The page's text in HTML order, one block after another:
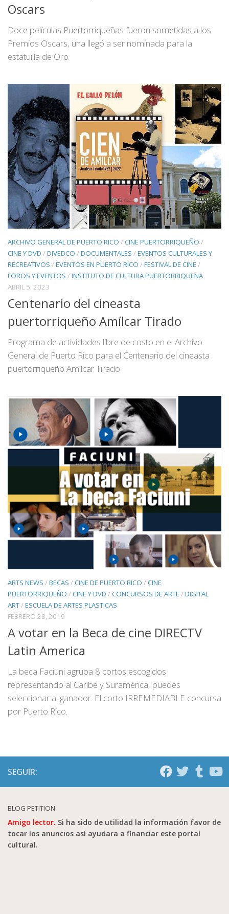
Oscars
Doce películas Puertorriqueñas fueron sometidas a los
Premios Oscars, una llegó a ser nominada para la
estatuilla de Oro
ARCHIVO GENERAL DE PUERTO RICO /CINE PUERTORRIQUEÑO /
CINE Y DVD /DIVEDCO /DOCUMENTALES /EVENTOS CULTURALES Y
RECREATIVOS /EVENTOS EN PUERTO RICO /FESTIVAL DE CINE /
FOROS Y EVENTOS /INSTITUTO DE CULTURA PUERTORRIQUENA
ABRIL 5, 2023
Centenario del cineasta
puertorriqueño Amílcar Tirado
Programa de actividades libre de costo en el Archivo
General de Puerto Rico para el Centenario del cineasta
puertorriqueño Amilcar Tirado
ARTS NEWS /BECAS /CINE DE PUERTO RICO /CINE
PUERTORRIQUEÑO /CINE Y DVD /CONCURSOS DE ARTE /DIGITAL
ART/ESCUELA DE ARTES PLASTICAS
FEBRERO 28, 2019
A votar en la Beca de cine DIRECTV
Latin America
La beca Faciuni agrupa 8 cortos escogidos
representando al Caribe y Suramérica, puedes
seleccionar al ganador. El corto IRREMEDIABLE concursa
por Puerto Rico.
SEGUIR:
BLOG PETITION
Amigo lector. Si ha sido de utilidad la información favor de
tocar los anuncios así ayudara a financiar este portal
cultural.